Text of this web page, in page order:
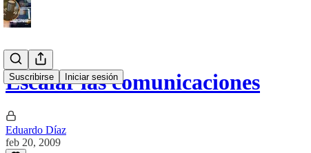
Suscribirse Iniciar sesión
Escalar las comunicaciones
Eduardo Díaz
feb 20, 2009